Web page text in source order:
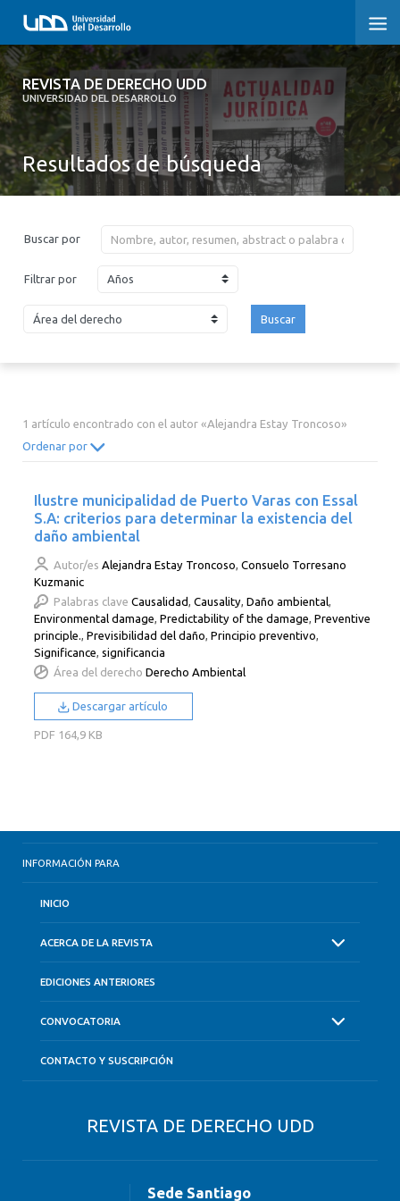
REVISTA DE DERECHO UDD
UNIVERSIDAD DEL DESARROLLO
REVISTA DE DERECHO UDD
INICIO
ACERCA DE LA REVISTA
CONVOCATORIA
CONTACTO Y SUSCRIPCIÓN
Resultados de búsqueda
Buscar por
Filtrar por Años
2002 2001 2000
Buscar
1 artículo encontrado con el autor «Alejandra Estay Troncoso»
Ordenar por
Ilustre municipalidad de Puerto Varas con Essal
S.A: criterios para determinar la existencia del
daño ambiental
Autor/es Alejandra Estay Troncoso ,Consuelo Torresano
Kuzmanic
Palabras clave Causalidad,Causality,Daño ambiental,
Environmental damage,Predictability of the damage,Preventive
principle.,Previsibilidad del daño,Principio preventivo,
Significance,significancia
Área del derecho Derecho Ambiental
Descargar artículo
PDF 164,9 KB
INFORMACIÓN PARA
INICIO
ACERCA DE LA REVISTA
EDICIONES ANTERIORES
CONVOCATORIA
CONTACTO Y SUSCRIPCIÓN
REVISTA DE DERECHO UDD
Sede Santiago